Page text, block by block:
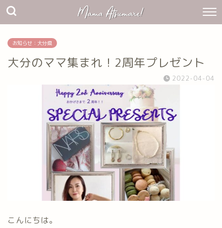
お知らせ：大分県
大分のママ集まれ！2周年プレゼント
2022-04-04
こんにちは。